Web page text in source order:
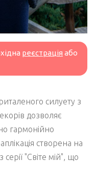
реєстрація або
силуету з
дозволяє
гармонійно
створена на
"Світе мій", що